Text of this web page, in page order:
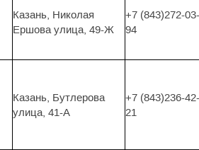
Казань, Николая
Ершова улица, 49-Ж
+7 (843)272-03-
94
Казань, Бутлерова
улица, 41-А
+7 (843)236-42-
21